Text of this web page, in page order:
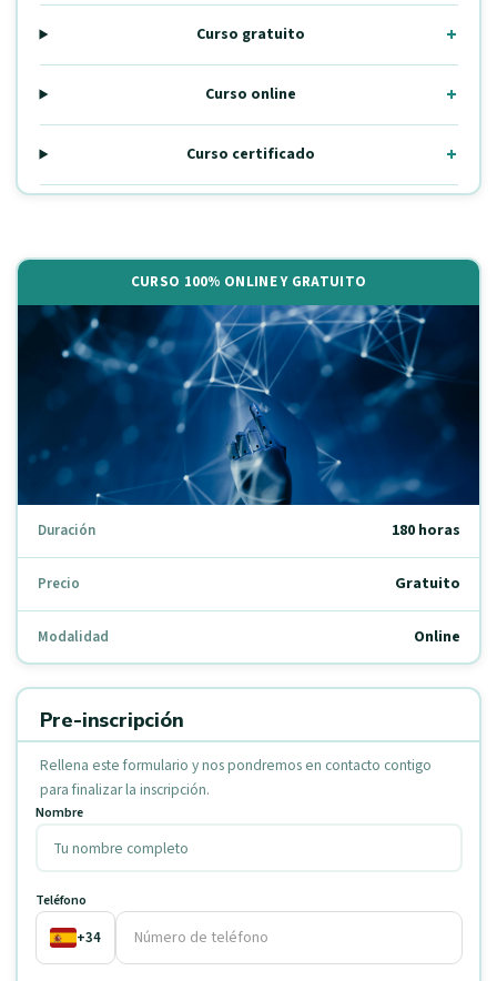
Curso gratuito
Curso online
Curso certificado
CURSO 100% ONLINE Y GRATUITO
Duración 180 horas
Precio Gratuito
Modalidad Online
Pre-inscripción
Rellena este formulario y nos pondremos en contacto contigo
para finalizar la inscripción.
Nombre
Teléfono
+34